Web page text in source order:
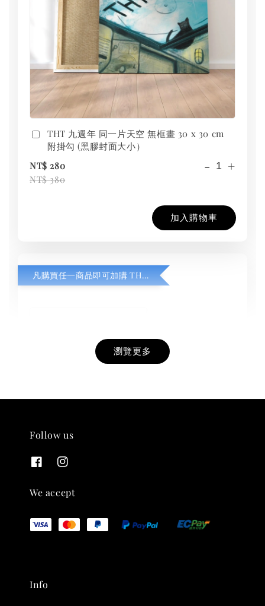
THT 九週年 同一片天空 無框畫 30 x 30 cm
附掛勾 (黑膠封面大小）
NT$ 280
NT$ 380
- +
加入購物車
凡購買任一商品即可加購 THT 九週年紀念 T-shirt
THT 九週年紀念 T-shirt
NT$ 880
加入購物車
瀏覽更多
Follow us
We accept
Info